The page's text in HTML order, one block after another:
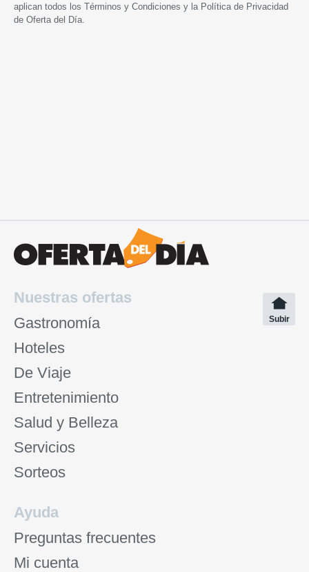
aplican todos los Términos y Condiciones y la Política de Privacidad
de Oferta del Día.
Nuestras ofertas
Gastronomía
Hoteles
De Viaje
Entretenimiento
Salud y Belleza
Servicios
Sorteos
Subir
Ayuda
Preguntas frecuentes
Mi cuenta